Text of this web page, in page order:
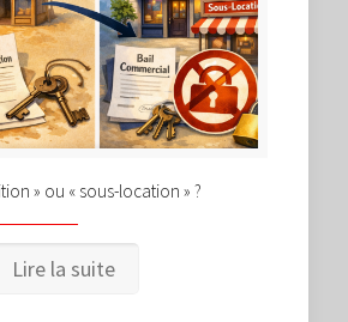
» ou « sous-location » ?
Lire la suite